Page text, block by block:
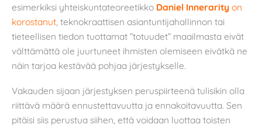
esimerkiksi yhteiskuntateoreetikko Daniel Innerarity on
korostanut , teknokraattisen asiantuntijahallinnon tai
tieteellisen tiedon tuottamat ”totuudet” maailmasta eivät
välttämättä ole juurtuneet ihmisten olemiseen eivätkä ne
näin tarjoa kestävää pohjaa järjestykselle.
Vakauden sijaan järjestyksen peruspiirteenä tulisikin olla
riittävä määrä ennustettavuutta ja ennakoitavuutta. Sen
pitäisi siis perustua siihen, että voidaan luottaa toisten